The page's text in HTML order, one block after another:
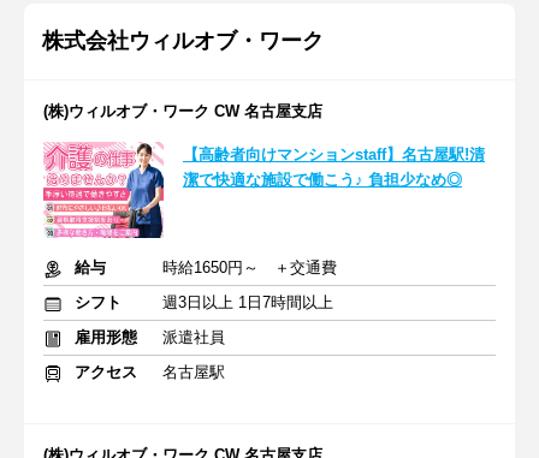
株式会社ウィルオブ・ワーク
(株)ウィルオブ・ワーク CW 名古屋支店
【高齢者向けマンションstaff】名古屋駅!清
潔で快適な施設で働こう♪ 負担少なめ◎
給与
時給1650円～ ＋交通費
シフト
週3日以上 1日7時間以上
雇用形態
派遣社員
アクセス
名古屋駅